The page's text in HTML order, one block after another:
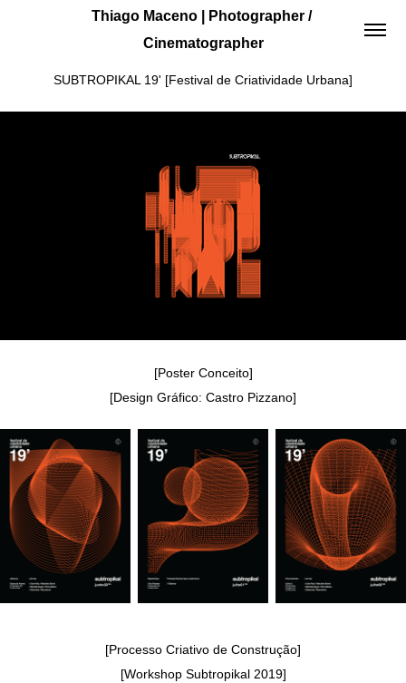
Thiago Maceno | Photographer /
Cinematographer
SUBTROPIKAL 19' [Festival de Criatividade Urbana]
[Poster Conceito]
[Design Gráfico: Castro Pizzano]
[Processo Criativo de Construção]
[Workshop Subtropikal 2019]